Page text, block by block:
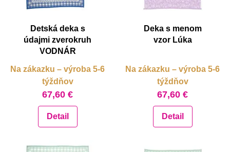
Detská deka s
údajmi zverokruh
VODNÁR
Na zákazku – výroba 5-6
týždňov
67,60 €
Detail
Deka s menom
vzor Lúka
Na zákazku – výroba 5-6
týždňov
67,60 €
Detail